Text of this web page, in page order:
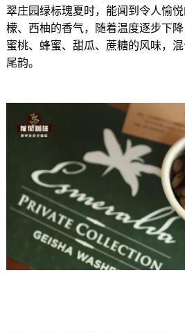
翠庄园绿标瑰夏时，能闻到令人愉
檬、西柚的香气，随着温度逐步下降
蜜桃、蜂蜜、甜瓜、蔗糖的风味，
尾韵。